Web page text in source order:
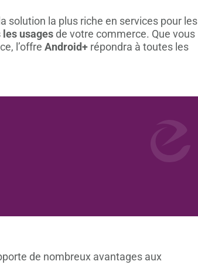
solution la plus riche en services pour les
les usagesde votre commerce. Que vous
l’offre Android+ répondra à toutes les
de nombreux avantages aux